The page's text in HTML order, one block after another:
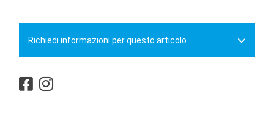
Richiedi informazioni per questo articolo